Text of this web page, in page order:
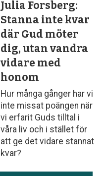
Julia Forsberg:
Stanna inte kvar
där Gud möter
dig, utan vandra
vidare med
honom
Hur många gånger har vi
inte missat poängen när
vi erfarit Guds tilltal i
våra liv och i stället för
att ge det vidare stannat
kvar?